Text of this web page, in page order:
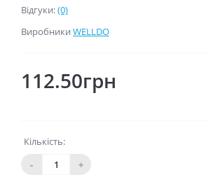
Відгуки:(0)
Виробники WELLDO
112.50грн
Кількість:
-
+